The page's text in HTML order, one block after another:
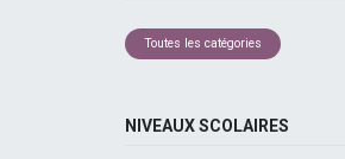
Toutes les catégories
NIVEAUX SCOLAIRES